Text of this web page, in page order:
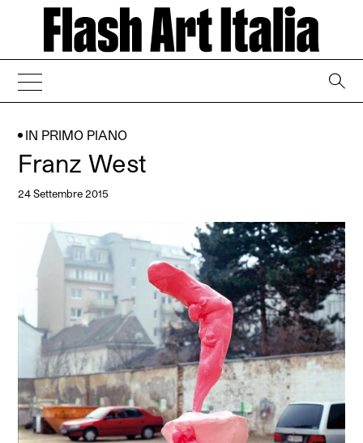
IN PRIMO PIANO
Franz West
24 Settembre 2015